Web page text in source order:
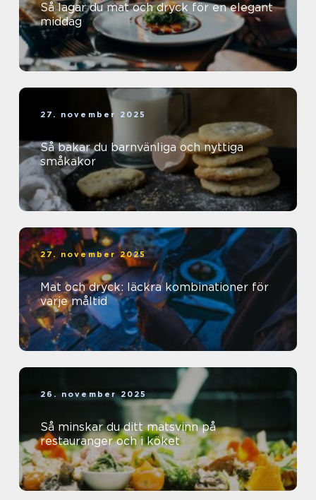
Så lagar du mat och dryck för en elegant
middag
27. november 2025
Så bakar du barnvänliga och nyttiga
småkakor
27. november 2025
Mat och dryck: läckra kombinationer för
varje måltid
26. november 2025
Så minskar du ditt matsvinn på
restauranger och i köket